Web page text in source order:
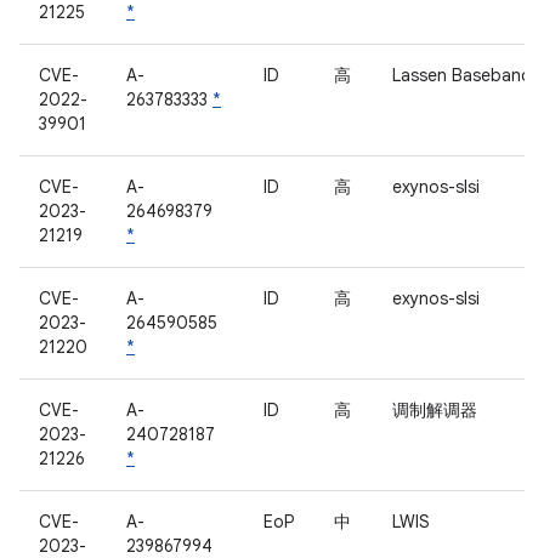
21225
*
CVE-
2022-
39901
A-
263783333 *
ID 高 Lassen Baseband
CVE-
2023-
21219
A-
264698379
*
ID 高 exynos-slsi
CVE-
2023-
21220
A-
264590585
*
ID 高 exynos-slsi
CVE-
2023-
21226
A-
240728187
*
ID 高 调制解调器
CVE-
2023-
A-
239867994
EoP 中 LWIS